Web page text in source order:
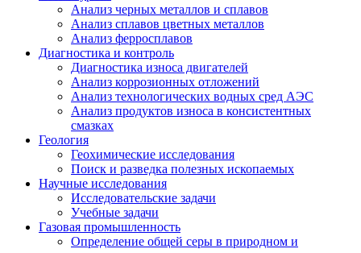
Анализ черных металлов и сплавов
Анализ сплавов цветных металлов
Анализ ферросплавов
Диагностика и контроль
Диагностика износа двигателей
Анализ коррозионных отложений
Анализ технологических водных сред АЭС
Анализ продуктов износа в консистентных
смазках
Геология
Геохимические исследования
Поиск и разведка полезных ископаемых
Научные исследования
Исследовательские задачи
Учебные задачи
Газовая промышленность
Определение общей серы в природном и